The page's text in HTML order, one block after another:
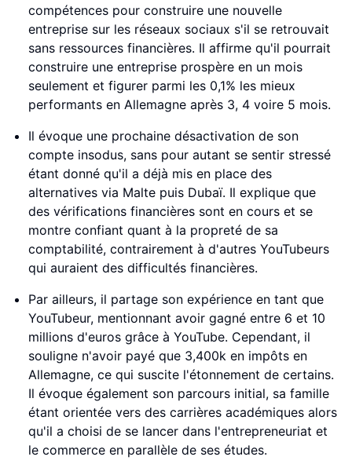
compétences pour construire une nouvelle
entreprise sur les réseaux sociaux s'il se retrouvait
sans ressources financières. Il affirme qu'il pourrait
construire une entreprise prospère en un mois
seulement et figurer parmi les 0,1% les mieux
performants en Allemagne après 3, 4 voire 5 mois.
Il évoque une prochaine désactivation de son
compte insodus, sans pour autant se sentir stressé
étant donné qu'il a déjà mis en place des
alternatives via Malte puis Dubaï. Il explique que
des vérifications financières sont en cours et se
montre confiant quant à la propreté de sa
comptabilité, contrairement à d'autres YouTubeurs
qui auraient des difficultés financières.
Par ailleurs, il partage son expérience en tant que
YouTubeur, mentionnant avoir gagné entre 6 et 10
millions d'euros grâce à YouTube. Cependant, il
souligne n'avoir payé que 3,400k en impôts en
Allemagne, ce qui suscite l'étonnement de certains.
Il évoque également son parcours initial, sa famille
étant orientée vers des carrières académiques alors
qu'il a choisi de se lancer dans l'entrepreneuriat et
le commerce en parallèle de ses études.